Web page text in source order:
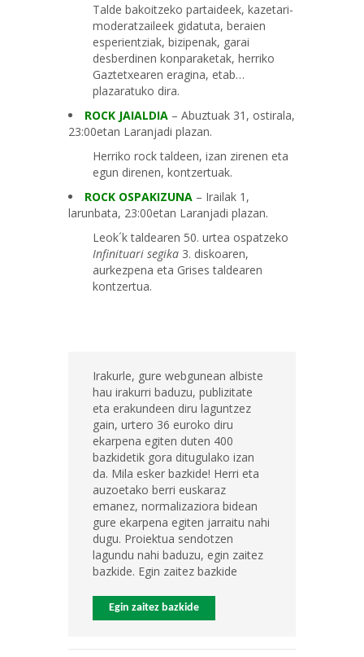
Talde bakoitzeko partaideek, kazetari-
moderatzaileek gidatuta, beraien
esperientziak, bizipenak, garai
desberdinen konparaketak, herriko
Gaztetxearen eragina, etab…
plazaratuko dira.
ROCK JAIALDIA – Abuztuak 31, ostirala,
23:00etan Laranjadi plazan.
Herriko rock taldeen, izan zirenen eta
egun direnen, kontzertuak.
ROCK OSPAKIZUNA – Irailak 1,
larunbata, 23:00etan Laranjadi plazan.
Leok´k taldearen 50. urtea ospatzeko
Infinituari segika 3. diskoaren,
aurkezpena eta Grises taldearen
kontzertua.
Irakurle, gure webgunean albiste
hau irakurri baduzu, publizitate
eta erakundeen diru laguntzez
gain, urtero 36 euroko diru
ekarpena egiten duten 400
bazkidetik gora ditugulako izan
da. Mila esker bazkide! Herri eta
auzoetako berri euskaraz
emanez, normalizaziora bidean
gure ekarpena egiten jarraitu nahi
dugu. Proiektua sendotzen
lagundu nahi baduzu, egin zaitez
bazkide. Egin zaitez bazkide
Egin zaitez bazkide